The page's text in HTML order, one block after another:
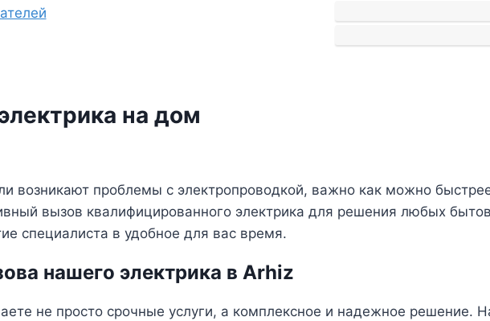
на дом
возникают проблемы с электропроводкой, важно как можно
вызов квалифицированного электрика для решения любых
специалиста в удобное для вас время.
нашего электрика в Arhiz
не просто срочные услуги, а комплексное и надежное решение.